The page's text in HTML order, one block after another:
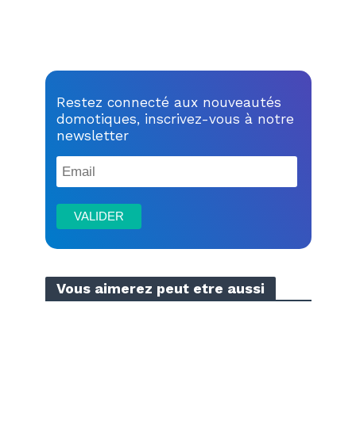
Restez connecté aux nouveautés
domotiques, inscrivez-vous à notre
newsletter
Vous aimerez peut etre aussi